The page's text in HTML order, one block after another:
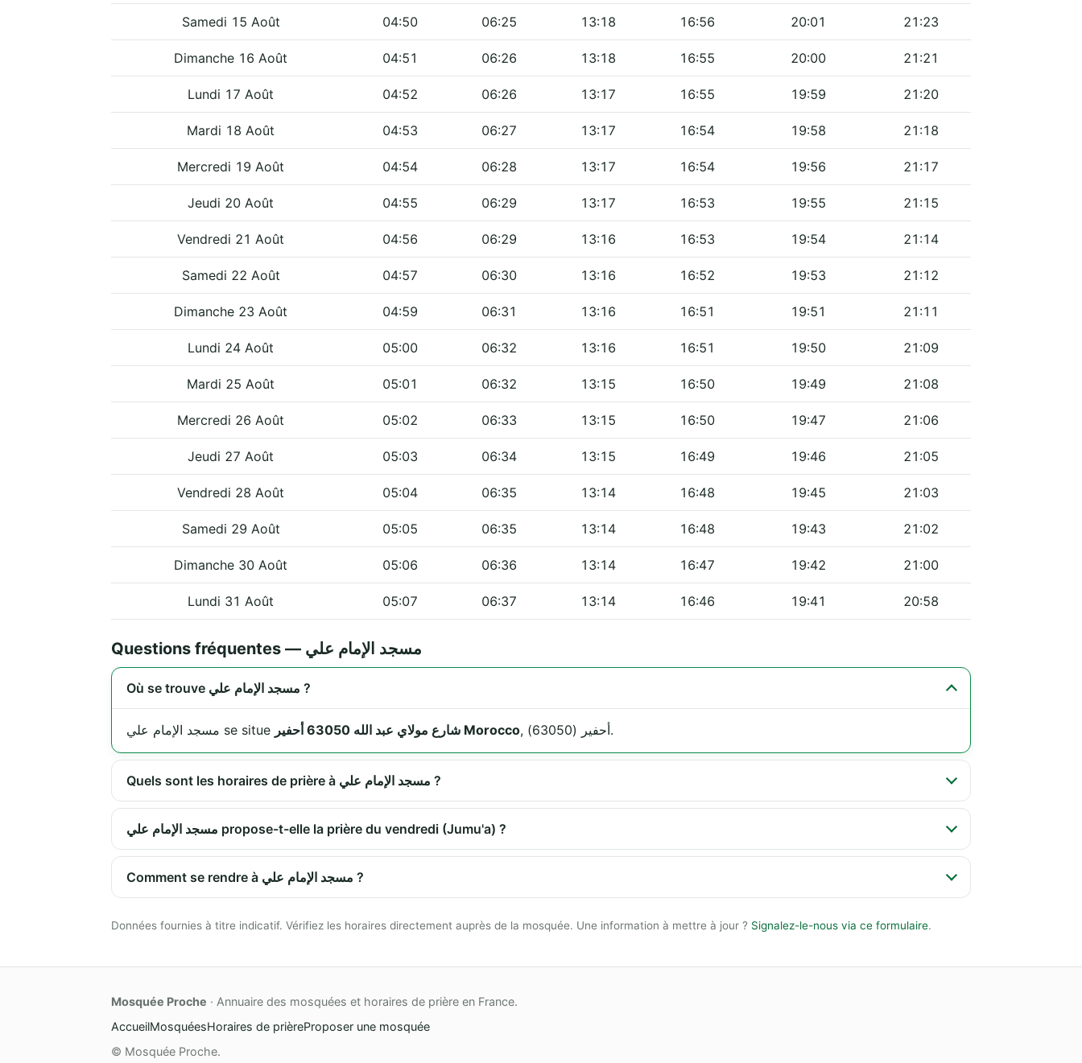
Samedi 15 Août 04:50 06:25 13:18 16:56 20:01 21:23
Dimanche 16 Août 04:51 06:26 13:18 16:55 20:00 21:21
Lundi 17 Août 04:52 06:26 13:17 16:55 19:59 21:20
Mardi 18 Août 04:53 06:27 13:17 16:54 19:58 21:18
Mercredi 19 Août 04:54 06:28 13:17 16:54 19:56 21:17
Jeudi 20 Août 04:55 06:29 13:17 16:53 19:55 21:15
Vendredi 21 Août 04:56 06:29 13:16 16:53 19:54 21:14
Samedi 22 Août 04:57 06:30 13:16 16:52 19:53 21:12
Dimanche 23 Août 04:59 06:31 13:16 16:51 19:51 21:11
Lundi 24 Août 05:00 06:32 13:16 16:51 19:50 21:09
Mardi 25 Août 05:01 06:32 13:15 16:50 19:49 21:08
Mercredi 26 Août 05:02 06:33 13:15 16:50 19:47 21:06
Jeudi 27 Août 05:03 06:34 13:15 16:49 19:46 21:05
Vendredi 28 Août 05:04 06:35 13:14 16:48 19:45 21:03
Samedi 29 Août 05:05 06:35 13:14 16:48 19:43 21:02
Dimanche 30 Août 05:06 06:36 13:14 16:47 19:42 21:00
Lundi 31 Août 05:07 06:37 13:14 16:46 19:41 20:58
Questions fréquentes — مسجد الإمام علي
Où se trouve مسجد الإمام علي ?
مسجد الإمام علي se situe شارع مولاي عبد الله 63050 أحفير Morocco , أحفير (63050).
Quels sont les horaires de prière à مسجد الإمام علي ?
مسجد الإمام علي propose-t-elle la prière du vendredi (Jumu'a) ?
Comment se rendre à مسجد الإمام علي ?
Données fournies à titre indicatif. Vérifiez les horaires directement auprès de la mosquée. Une information à mettre à jour ? Signalez-le-nous via ce formulaire.
Mosquée Proche · Annuaire des mosquées et horaires de prière en France.
AccueilMosquéesHoraires de prièreProposer une mosquée
© Mosquée Proche.